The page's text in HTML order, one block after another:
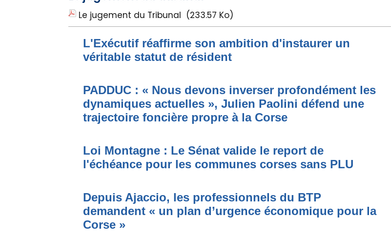
Le jugement du Tribunal (233.57 Ko)
L'Exécutif réaffirme son ambition d'instaurer un
véritable statut de résident
PADDUC : « Nous devons inverser profondément les
dynamiques actuelles », Julien Paolini défend une
trajectoire foncière propre à la Corse
Loi Montagne : Le Sénat valide le report de
l'échéance pour les communes corses sans PLU
Depuis Ajaccio, les professionnels du BTP
demandent « un plan d’urgence économique pour la
Corse »